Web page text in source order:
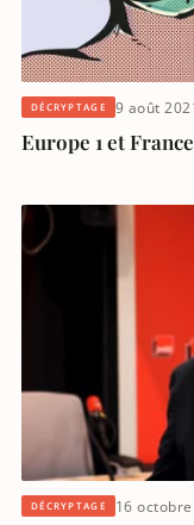
DÉCRYPTAGE 9 août
Europe 1 et
DÉCRYPTAGE 16